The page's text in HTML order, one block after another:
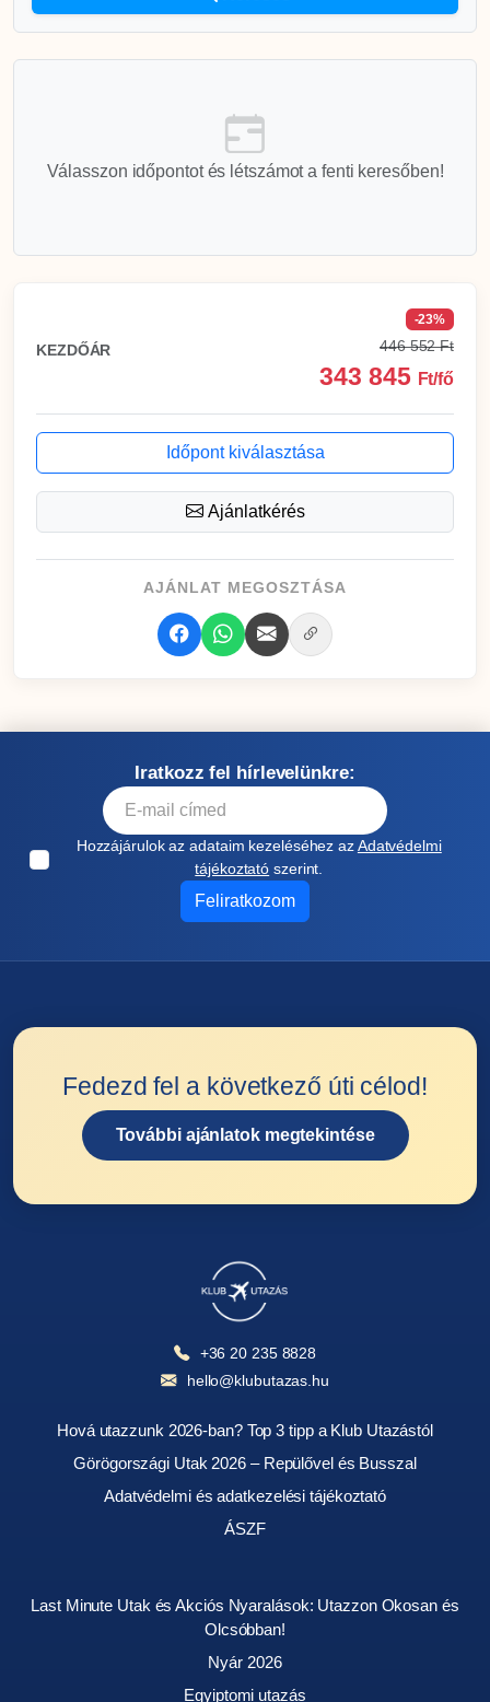
Válasszon időpontot és létszámot a fenti keresőben!
KEZDŐÁR
-23%
446 552 Ft
343 845 Ft/fő
Időpont kiválasztása
Ajánlatkérés
AJÁNLAT MEGOSZTÁSA
Iratkozz fel hírlevelünkre:
Hozzájárulok az adataim kezeléséhez azAdatvédelmi
tájékoztató szerint.
Feliratkozom
Fedezd fel a következő úti célod!
További ajánlatok megtekintése
+36 20 235 8828
hello@klubutazas.hu
Hová utazzunk 2026-ban? Top 3 tipp a Klub Utazástól
Görögországi Utak 2026 – Repülővel és Busszal
Adatvédelmi és adatkezelési tájékoztató
ÁSZF
Last Minute Utak és Akciós Nyaralások: Utazzon Okosan és
Olcsóbban!
Nyár 2026
Egyiptomi utazás